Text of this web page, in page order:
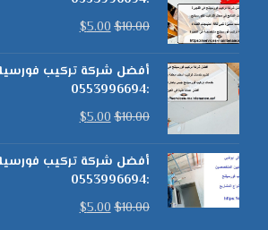
$10.00
$5.00
أفضل شركة تركيب
:0553996694
$10.00
$5.00
أفضل شركة تركيب
:0553996694
$10.00
$5.00